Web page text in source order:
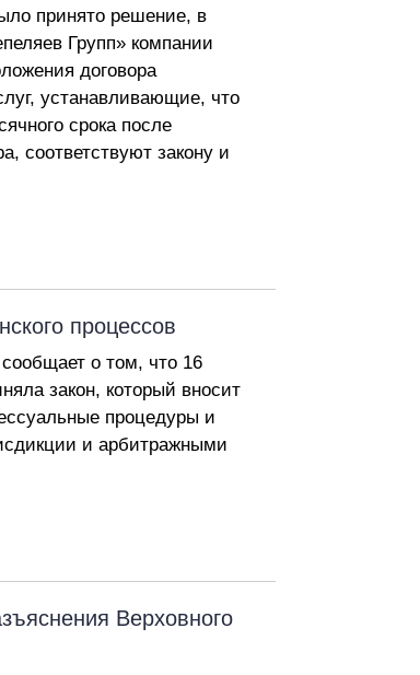
принято решение, в
Групп» компании
договора
устанавливающие, что
срока после
соответствуют закону и
процессов
о том, что 16
закон, который вносит
процедуры и
и арбитражными
Верховного